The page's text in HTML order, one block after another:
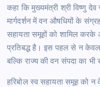
कहा कि मुख्यमंत्री श्री विष्णु
मार्गदर्शन में वन औषधियों के
सहायता समूहों को शामिल
प्रतिबद्ध है। इस पहल से न केवल
बल्कि राज्य की वन संपदा का भी
हरिबोल स्व सहायता समूह को न